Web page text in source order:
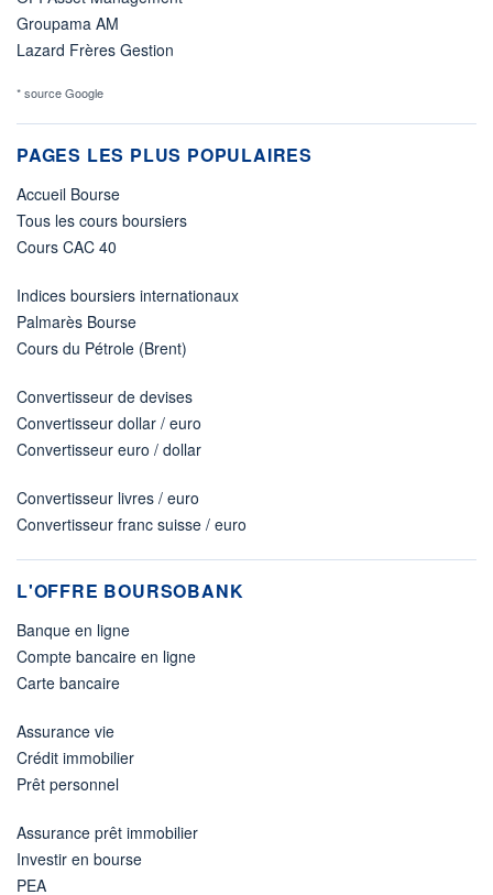
Groupama AM
Lazard Frères Gestion
* source Google
PAGES LES PLUS POPULAIRES
Accueil Bourse
Tous les cours boursiers
Cours CAC 40
Indices boursiers internationaux
Palmarès Bourse
Cours du Pétrole (Brent)
Convertisseur de devises
Convertisseur dollar / euro
Convertisseur euro / dollar
Convertisseur livres / euro
Convertisseur franc suisse / euro
L'OFFRE BOURSOBANK
Banque en ligne
Compte bancaire en ligne
Carte bancaire
Assurance vie
Crédit immobilier
Prêt personnel
Assurance prêt immobilier
Investir en bourse
PEA